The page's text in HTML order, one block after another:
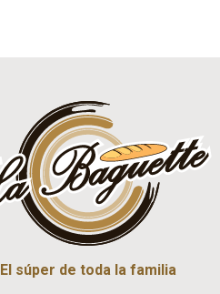
El súper de toda la familia